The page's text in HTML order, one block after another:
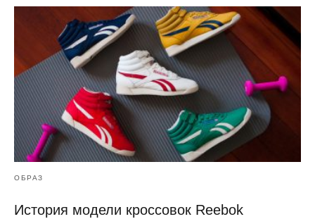
ОБРАЗ
История модели кроссовок Reebok